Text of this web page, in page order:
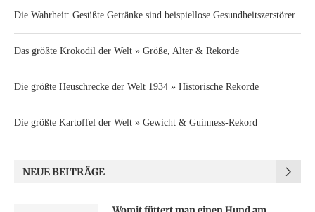
Die Wahrheit: Gesüßte Getränke sind beispiellose Gesundheitszerstörer
Das größte Krokodil der Welt » Größe, Alter & Rekorde
Die größte Heuschrecke der Welt 1934 » Historische Rekorde
Die größte Kartoffel der Welt » Gewicht & Guinness-Rekord
NEUE BEITRÄGE